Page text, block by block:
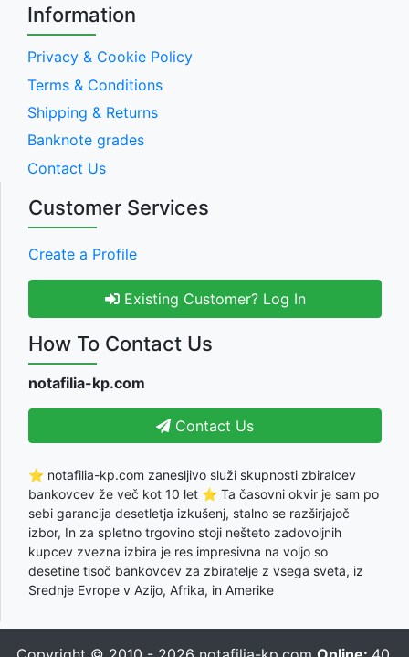
Information
Privacy & Cookie Policy
Terms & Conditions
Shipping & Returns
Banknote grades
Contact Us
Customer Services
Create a Profile
Existing Customer? Log In
How To Contact Us
notafilia-kp.com
Contact Us
⭐ notafilia-kp.com zanesljivo služi skupnosti zbiralcev
bankovcev že več kot 10 let ⭐ Ta časovni okvir je sam po
sebi garancija desetletja izkušenj, stalno se razširjajoč
izbor, In za spletno trgovino stoji nešteto zadovoljnih
kupcev zvezna izbira je res impresivna na voljo so
desetine tisoč bankovcev za zbiratelje z vsega sveta, iz
Srednje Evrope v Azijo, Afrika, in Amerike